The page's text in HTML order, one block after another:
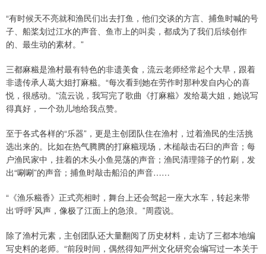
“有时候天不亮就和渔民们出去打鱼，他们交谈的方言、捕鱼时喊的号
子、船桨划过江水的声音、鱼市上的叫卖，都成为了我们后续创作
的、最生动的素材。”
三都麻糍是渔村最有特色的非遗美食，流云老师经常起个大早，跟着
非遗传承人葛大姐打麻糍。“每次看到她在劳作时那种发自内心的喜
悦，很感动。”流云说，我写完了歌曲《打麻糍》发给葛大姐，她说写
得真好，一个劲儿地给我点赞。
至于各式各样的“乐器”，更是主创团队住在渔村，过着渔民的生活挑
选出来的。比如在热气腾腾的打麻糍现场，木槌敲击石臼的声音；每
户渔民家中，挂着的木头小鱼晃荡的声音；渔民清理筛子的竹刷，发
出“唰唰”的声音；捕鱼时敲击船沿的声音……
“《渔乐糍香》正式亮相时，舞台上还会驾起一座大水车，转起来带
出‘呼呼’风声，像极了江面上的急浪。”周霞说。
除了渔村元素，主创团队还大量翻阅了历史材料，走访了三都本地编
写史料的老师。“前段时间，偶然得知严州文化研究会编写过一本关于